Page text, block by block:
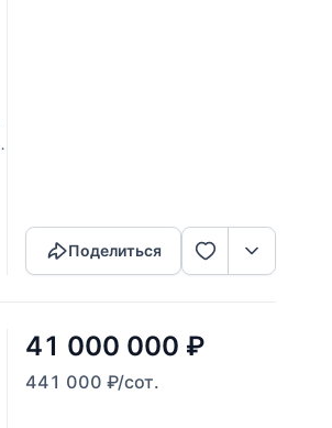
Поделиться
41 000 000 ₽
441 000 ₽/сот.